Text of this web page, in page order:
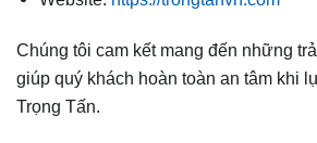
Chúng tôi cam kết mang đến những
giúp quý khách hoàn toàn an tâm khi
Trọng Tấn.